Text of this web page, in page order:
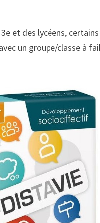
3e et des lycéens,
un groupe/classe à